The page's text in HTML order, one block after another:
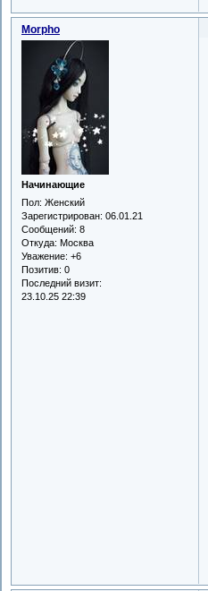
Morpho
Начинающие
Пол: Женский
Зарегистрирован: 06.01.21
Сообщений: 8
Откуда: Москва
Уважение: +6
Позитив: 0
Последний визит:
23.10.25 22:39